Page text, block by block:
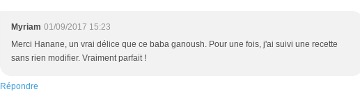
Myriam 01/09/2017 15:23
Merci Hanane, un vrai délice que ce baba ganoush. Pour une fois, j'ai suivi une recette
sans rien modifier. Vraiment parfait !
Répondre